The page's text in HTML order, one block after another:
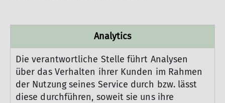
Analytics
Die verantwortliche Stelle führt Analysen
über das Verhalten ihrer Kunden im Rahmen
der Nutzung seines Service durch bzw. lässt
diese durchführen, soweit sie uns ihre